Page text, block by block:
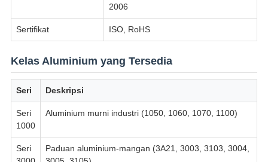
2006
Sertifikat ISO, RoHS
Kelas Aluminium yang Tersedia
Seri Deskripsi
Seri
1000
Aluminium murni industri (1050, 1060, 1070, 1100)
Seri
Paduan aluminium-mangan (3A21, 3003, 3103, 3004,